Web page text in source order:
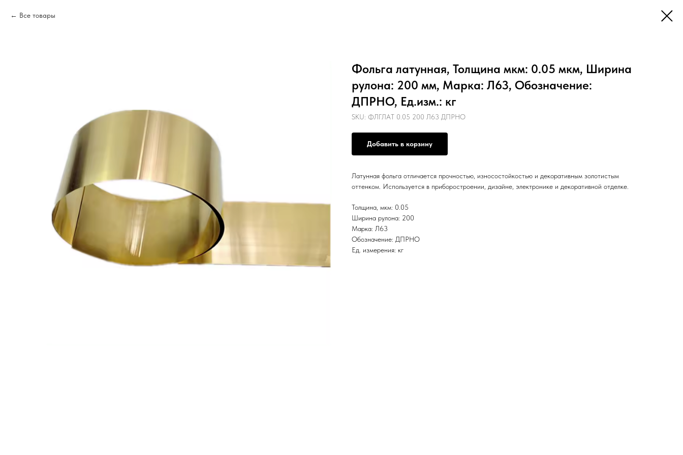
Все товары
Фольга латунная, Толщина мкм: 0.05 мкм, Ширина
рулона: 200 мм, Марка: Л63, Обозначение:
ДПРНО, Ед.изм.: кг
SKU: ФЛГЛАТ 0.05 200 Л63 ДПРНО
Добавить в корзину
Латунная фольга отличается прочностью, износостойкостью и декоративным золотистым
оттенком. Используется в приборостроении, дизайне, электронике и декоративной отделке.
Толщина, мкм: 0.05
Ширина рулона: 200
Марка: Л63
Обозначение: ДПРНО
Ед. измерения: кг